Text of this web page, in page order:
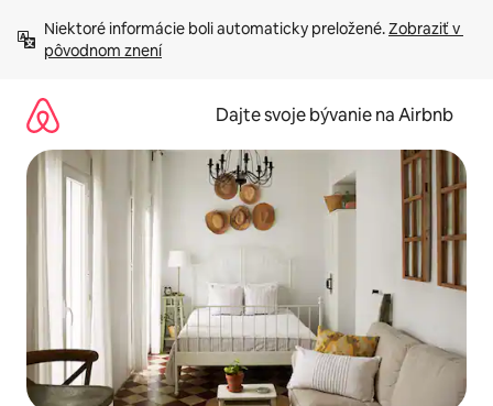
obsah.
Niektoré informácie boli automaticky preložené. Zobraziť v
pôvodnom znení
Dajte svoje bývanie na Airbnb